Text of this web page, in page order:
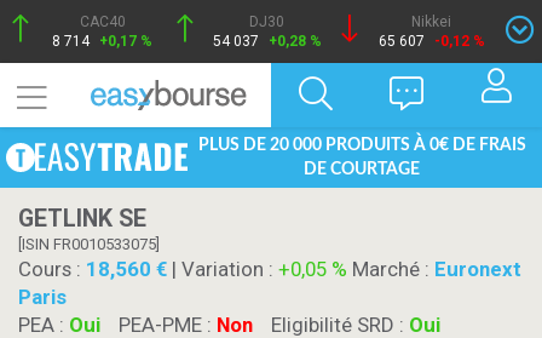
CAC40
8 714 +0,17 %
DJ30
54 037
+0,28 %
Nikkei
65 607
-0,12 %
PLUS DE 20 000 PRODUITS À 0€ DE FRAIS
DE COURTAGE
GETLINK SE
[ISIN FR0010533075]
Cours : 18,560 | Variation : +0,05 % Marché : Euronext
Paris
PEA : Oui PEA-PME : Non Eligibilité SRD : Oui